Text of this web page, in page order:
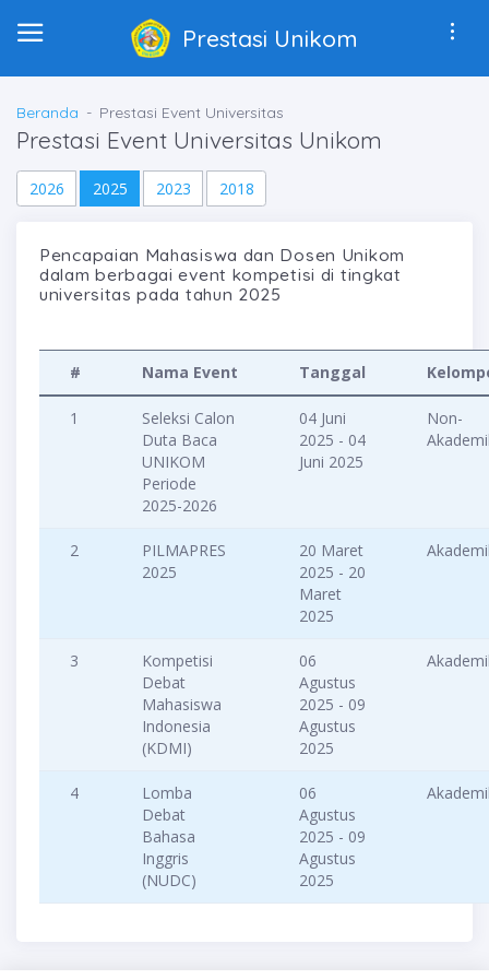
Prestasi Unikom
Beranda Prestasi Event Universitas
Prestasi Event Universitas Unikom
2026 2025 2023 2018
Pencapaian Mahasiswa dan Dosen Unikom
dalam berbagai event kompetisi di tingkat
universitas pada tahun 2025
# Nama Event Tanggal
1
Seleksi Calon
Duta Baca
UNIKOM
Periode
2025-2026
04 Juni
2025 - 04
Juni 2025
Non-
2
PILMAPRES
2025
20 Maret
2025 - 20
Maret
2025
3
Kompetisi
Debat
Mahasiswa
Indonesia
(KDMI)
06
Agustus
2025 - 09
Agustus
2025
4
Lomba
Debat
Bahasa
Inggris
(NUDC)
06
Agustus
2025 - 09
Agustus
2025